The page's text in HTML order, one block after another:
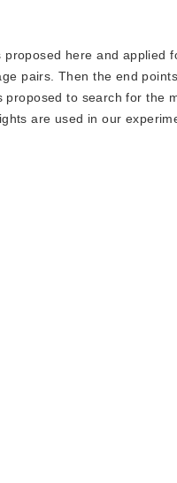
here and applied
pairs. Then the end
to search for the
are used in our